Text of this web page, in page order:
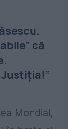
că
Mondial,